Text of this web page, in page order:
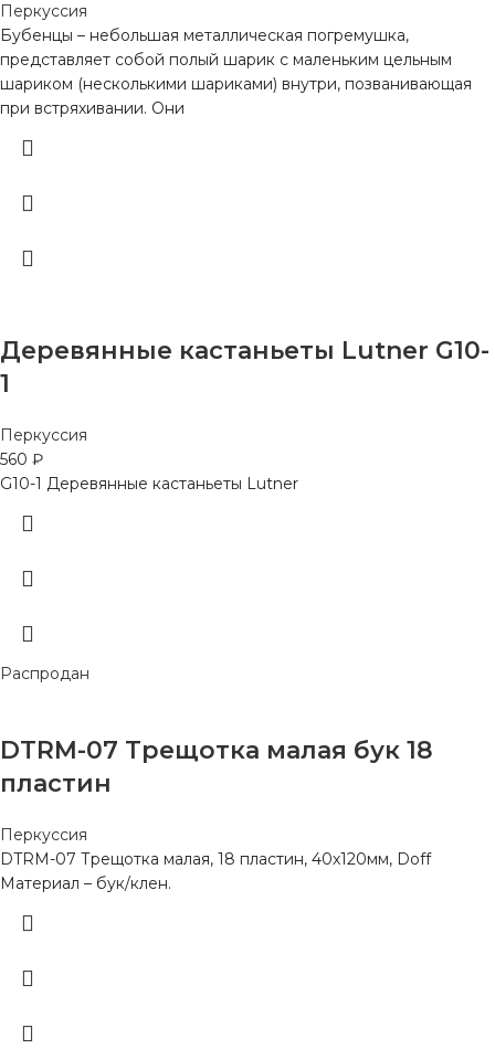
Перкуссия
Бубенцы – небольшая металлическая погремушка,
представляет собой полый шарик с маленьким цельным
шариком (несколькими шариками) внутри, позванивающая
при встряхивании. Они
Деревянные кастаньеты Lutner G10-
1
Перкуссия
560 ₽
G10-1 Деревянные кастаньеты Lutner
Распродан
DTRM-07 Трещотка малая бук 18
пластин
Перкуссия
DTRM-07 Трещотка малая, 18 пластин, 40х120мм, Doff
Материал – бук/клен.